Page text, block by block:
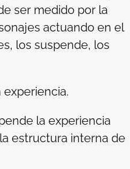
ser medido por la
actuando en el
los suspende, los
la experiencia
estructura interna de